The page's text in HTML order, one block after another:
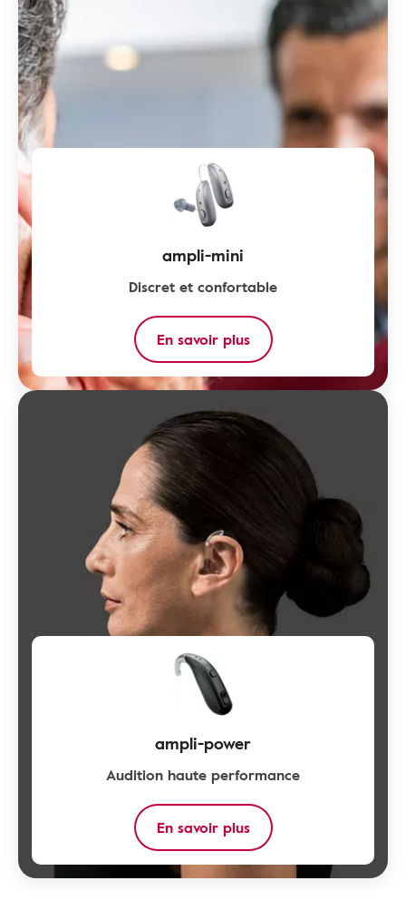
ampli-mini
Discret et confortable
En savoir plus
ampli-power
Audition haute performance
En savoir plus